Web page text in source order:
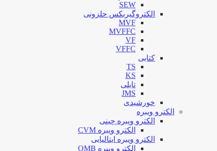
SEW
الکتروگیربکس حلزونی
MVF
MVFFC
VF
VFFC
کتابی
TS
KS
تایلی
JMS
خورشیدی
الکترو ویبره
الکترو ویبره چینی
الکترو ویبره CVM
الکترو ویبره ایتالیایی
الکترو ویبره OMB